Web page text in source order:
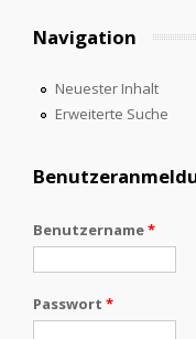
Navigation
Neuester Inhalt
Erweiterte Suche
Benutzername*
Passwort *